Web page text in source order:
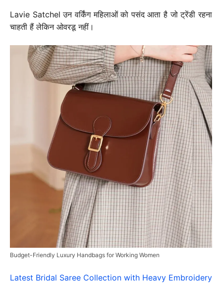
Lavie Satchel उन वर्किंग महिलाओं को पसंद आता है जो ट्रेंडी रहना
चाहती हैं लेकिन ओवरडू नहीं।
Budget-Friendly Luxury Handbags for Working Women
Latest Bridal Saree Collection with Heavy Embroidery